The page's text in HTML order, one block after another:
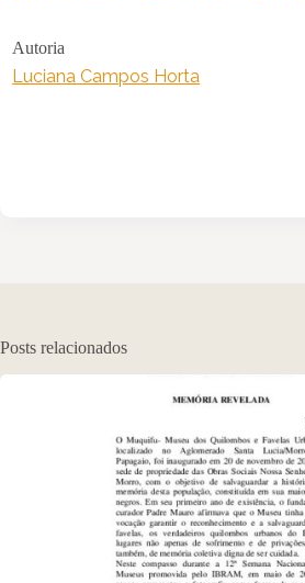
Autoria
Luciana Campos Horta
Posts relacionados